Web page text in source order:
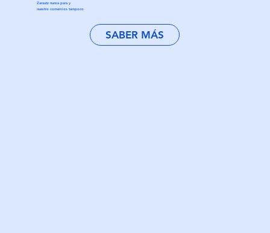
Zarautz nunca para y
nuestro comercios tampoco
SABER MÁS